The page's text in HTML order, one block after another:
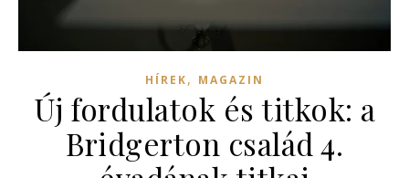
HÍREK, MAGAZIN
Új fordulatok és titkok: a
Bridgerton család 4.